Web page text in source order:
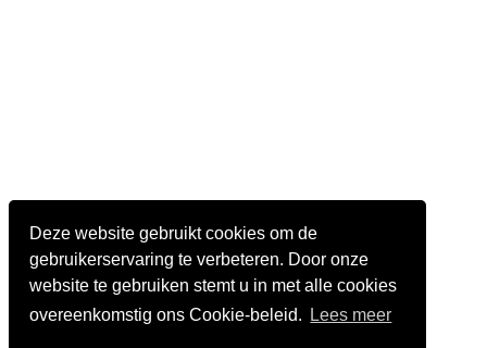
Deze website gebruikt cookies om de
gebruikerservaring te verbeteren. Door onze
website te gebruiken stemt u in met alle cookies
overeenkomstig ons Cookie-beleid.
Lees meer